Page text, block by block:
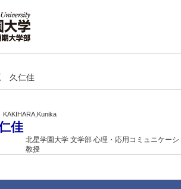
久仁佳
KAKIHARA,Kunika
佳
北星学園大学 文学部 心理・応用コミュニケー
教授